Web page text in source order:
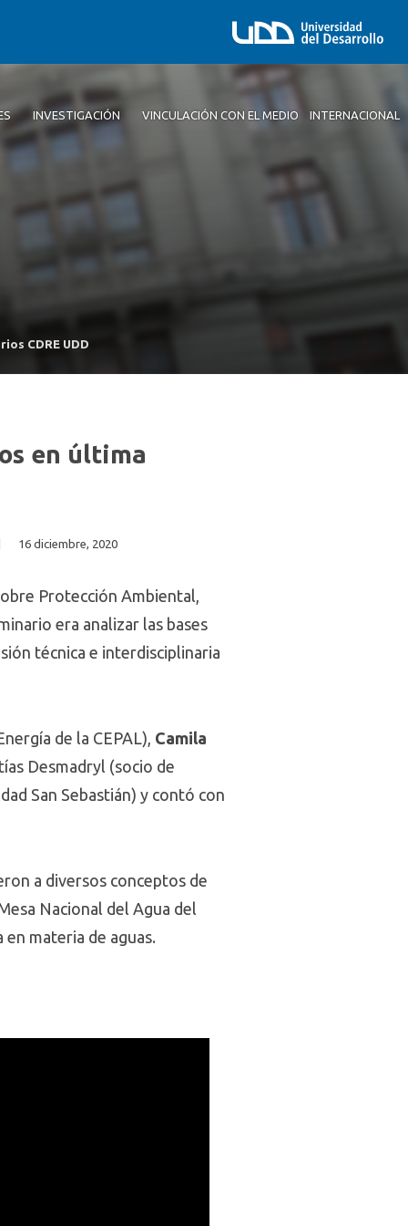
INVESTIGACIÓN VINCULACIÓN CON EL MEDIO INTERNACIONAL
CDRE UDD
en última
16 diciembre, 2020
Protección Ambiental,
era analizar las bases
técnica e interdisciplinaria
de la CEPAL), Camila
Desmadryl (socio de
San Sebastián) y contó con
a diversos conceptos de
Nacional del Agua del
materia de aguas.